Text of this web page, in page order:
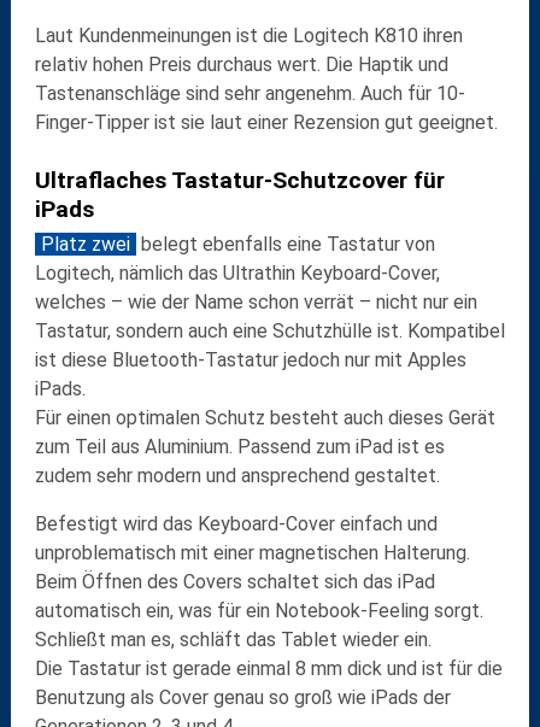
Laut Kundenmeinungen ist die Logitech K810 ihren
relativ hohen Preis durchaus wert. Die Haptik und
Tastenanschläge sind sehr angenehm. Auch für 10-
Finger-Tipper ist sie laut einer Rezension gut geeignet.
Ultraflaches Tastatur-Schutzcover für
iPads
Platz zwei belegt ebenfalls eine Tastatur von
Logitech, nämlich das Ultrathin Keyboard-Cover,
welches – wie der Name schon verrät – nicht nur ein
Tastatur, sondern auch eine Schutzhülle ist. Kompatibel
ist diese Bluetooth-Tastatur jedoch nur mit Apples
iPads.
Für einen optimalen Schutz besteht auch dieses Gerät
zum Teil aus Aluminium. Passend zum iPad ist es
zudem sehr modern und ansprechend gestaltet.
Befestigt wird das Keyboard-Cover einfach und
unproblematisch mit einer magnetischen Halterung.
Beim Öffnen des Covers schaltet sich das iPad
automatisch ein, was für ein Notebook-Feeling sorgt.
Schließt man es, schläft das Tablet wieder ein.
Die Tastatur ist gerade einmal8 mm dick und ist für die
Benutzung als Cover genau so groß wie iPads der